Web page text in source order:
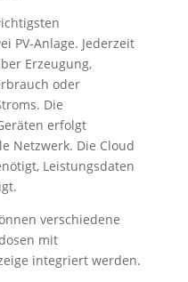
PV-Anlage. Jederzeit
Erzeugung,
oder
Die
erfolgt
Netzwerk. Die Cloud
Leistungsdaten
verschiedene
mit
integriert werden.